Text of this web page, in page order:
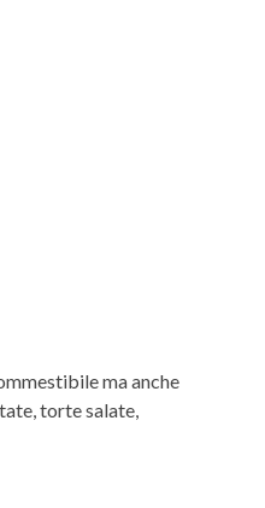
ma anche
torte salate,